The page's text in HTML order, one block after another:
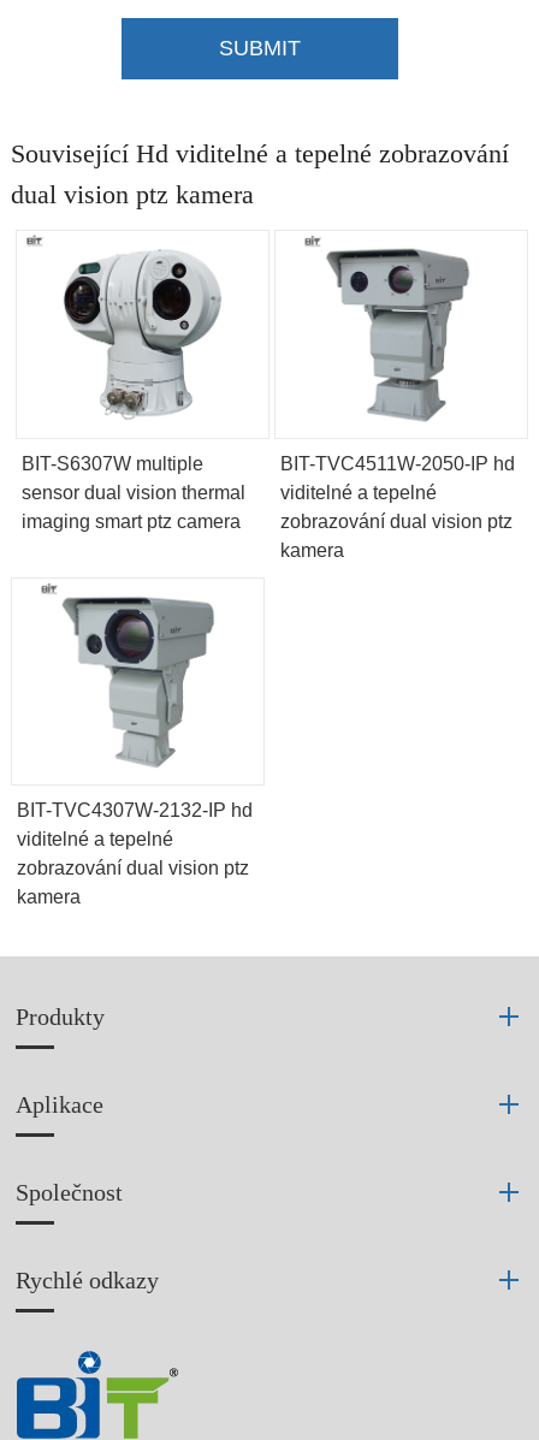
SUBMIT
Související Hd viditelné a tepelné zobrazování
dual vision ptz kamera
BIT-S6307W multiple
sensor dual vision thermal
imaging smart ptz camera
BIT-TVC4511W-2050-IP hd
viditelné a tepelné
zobrazování dual vision ptz
kamera
BIT-TVC4307W-2132-IP hd
viditelné a tepelné
zobrazování dual vision ptz
kamera
Produkty
Aplikace
Společnost
Rychlé odkazy